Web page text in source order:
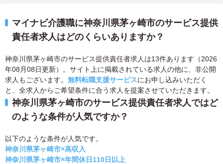
マイナビ介護職に神奈川県茅ヶ崎市のサービス提供
責任者求人はどのくらいありますか？
神奈川県茅ヶ崎市のサービス提供責任者求人は13件あります（2026
年08月08日更新）。サイト上に掲載されている求人の他に、非公開
求人もございます。 無料転職支援サービスにお申し込みいただく
と、全求人からご希望条件に合う求人を提案させていただきます。
神奈川県茅ヶ崎市のサービス提供責任者求人ではど
のような条件が人気ですか？
以下のような条件が人気です。
神奈川県茅ヶ崎市×高収入
神奈川県茅ヶ崎市×年間休日110日以上